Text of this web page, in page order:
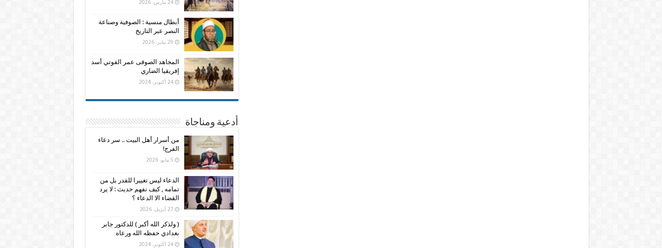
24 مارس، 2026
أبطال منسية : الصوفية وصناعة
النصر عبر التاريخ
29 يناير، 2026
المجاهد الصوفى عمر الفوتي أسد
إفريقيا الضاري
24 أكتوبر، 2024
أدعية ومناجاة
من أسرار أهل البيت .. سر دعاء
الفرج!
5 مايو، 2026
الدعاء ليس تغييرا للقدر بل من
تمامه , كيف نفهم حديث : لا يرد
القضاء الا الدعاء ؟
27 أبريل، 2026
( ولذكر الله أكبر ) للدكتور جابر
بغدادي حفظه الله ورعاه
24 أكتوبر، 2024